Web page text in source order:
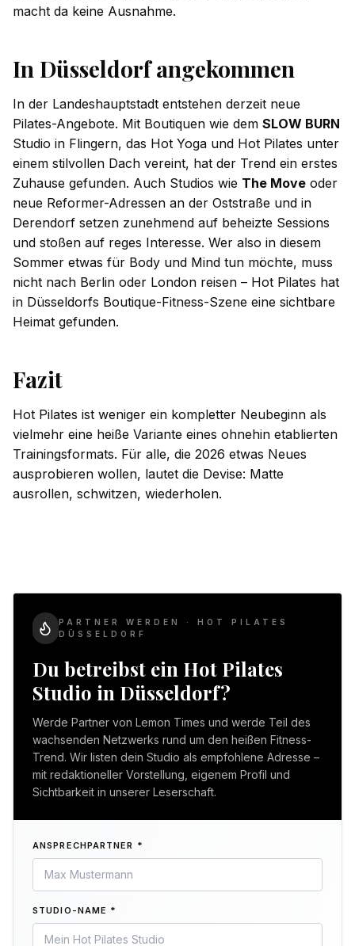
macht da keine Ausnahme.
In Düsseldorf angekommen
In der Landeshauptstadt entstehen derzeit neue
Pilates-Angebote. Mit Boutiquen wie dem SLOW BURN
Studio in Flingern, das Hot Yoga und Hot Pilates unter
einem stilvollen Dach vereint, hat der Trend ein erstes
Zuhause gefunden. Auch Studios wie The Move oder
neue Reformer-Adressen an der Oststraße und in
Derendorf setzen zunehmend auf beheizte Sessions
und stoßen auf reges Interesse. Wer also in diesem
Sommer etwas für Body und Mind tun möchte, muss
nicht nach Berlin oder London reisen – Hot Pilates hat
in Düsseldorfs Boutique-Fitness-Szene eine sichtbare
Heimat gefunden.
Fazit
Hot Pilates ist weniger ein kompletter Neubeginn als
vielmehr eine heiße Variante eines ohnehin etablierten
Trainingsformats. Für alle, die 2026 etwas Neues
ausprobieren wollen, lautet die Devise: Matte
ausrollen, schwitzen, wiederholen.
PARTNER WERDEN · HOT PILATES
DÜSSELDORF
Du betreibst ein Hot Pilates
Studio in Düsseldorf?
Werde Partner von Lemon Times und werde Teil des
wachsenden Netzwerks rund um den heißen Fitness-
Trend. Wir listen dein Studio als empfohlene Adresse –
mit redaktioneller Vorstellung, eigenem Profil und
Sichtbarkeit in unserer Leserschaft.
ANSPRECHPARTNER *
STUDIO-NAME *